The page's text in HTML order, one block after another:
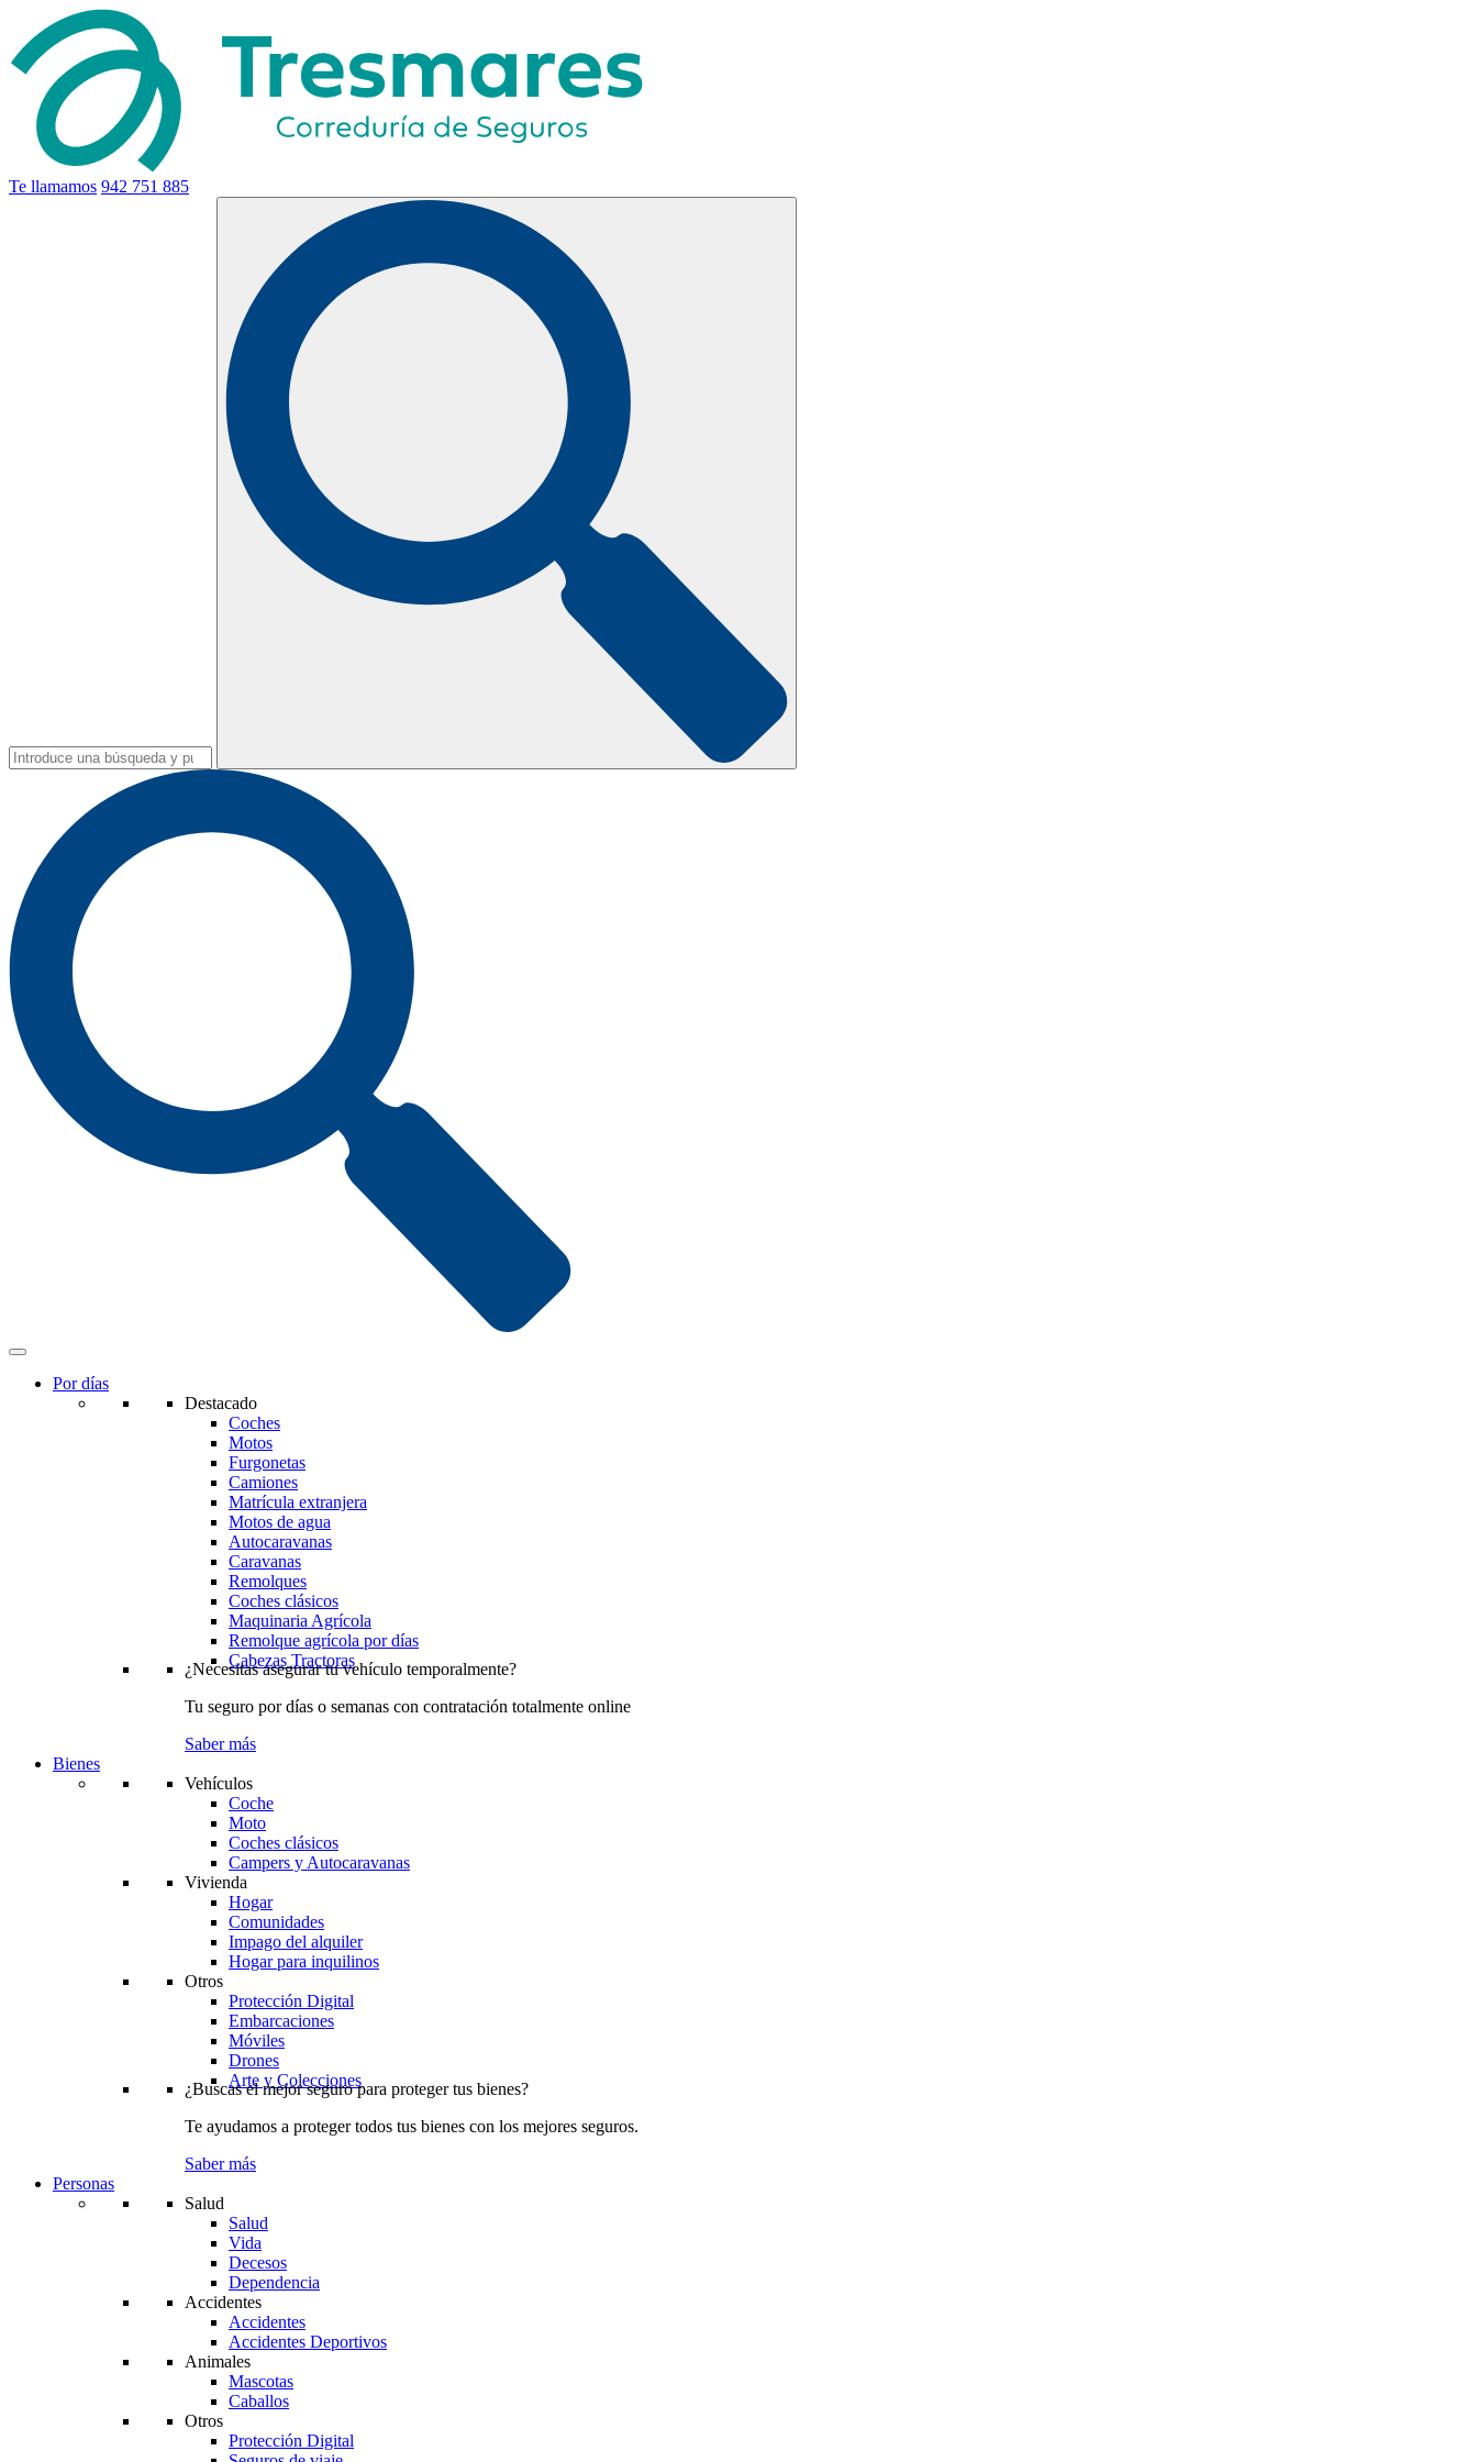
Te llamamos 942 751 885
Por días
Destacado
Coches
Motos
Furgonetas
Camiones
Matrícula extranjera
Motos de agua
Autocaravanas
Caravanas
Remolques
Coches clásicos
Maquinaria Agrícola
Remolque agrícola por días
Cabezas Tractoras
¿Necesitas asegurar tu vehículo temporalmente?
Tu seguro por días o semanas con contratación totalmente online
Saber más
Bienes
Vehículos
Coche
Moto
Coches clásicos
Campers y Autocaravanas
Vivienda
Hogar
Comunidades
Impago del alquiler
Hogar para inquilinos
Otros
Protección Digital
Embarcaciones
Móviles
Drones
Arte y Colecciones
¿Buscas el mejor seguro para proteger tus bienes?
Te ayudamos a proteger todos tus bienes con los mejores seguros.
Saber más
Personas
Salud
Salud
Vida
Decesos
Dependencia
Accidentes
Accidentes
Accidentes Deportivos
Animales
Mascotas
Caballos
Otros
Protección Digital